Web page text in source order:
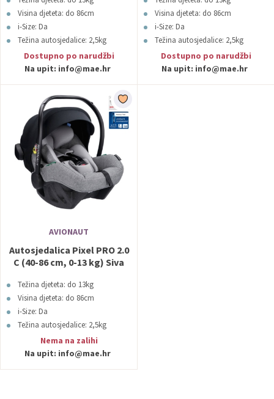
Visina djeteta: do 86cm
i-Size: Da
Težina autosjedalice: 2,5kg
Boja: Roza
Dostupno po narudžbi
Na upit: info@mae.hr
Visina djeteta: do 86cm
i-Size: Da
Težina autosjedalice: 2,5kg
Boja: Mint
Dostupno po narudžbi
Na upit: info@mae.hr
AVIONAUT
Autosjedalica Pixel PRO 2.0
C (40-86 cm, 0-13 kg) Siva
Težina djeteta: do 13kg
Visina djeteta: do 86cm
i-Size: Da
Težina autosjedalice: 2,5kg
Boja: SivaNema na zalihi
Na upit: info@mae.hr